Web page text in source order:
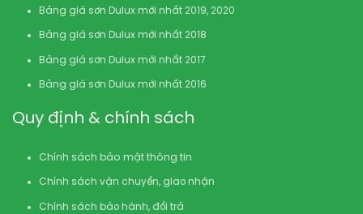
Bảng giá sơn Dulux mới nhất 2019, 2020
Bảng giá sơn Dulux mới nhất 2018
Bảng giá sơn Dulux mới nhất 2017
Bảng giá sơn Dulux mới nhất 2016
Quy định & chính sách
Chính sách bảo mật thông tin
Chính sách vận chuyển, giao nhận
Chính sách bảo hành, đổi trả